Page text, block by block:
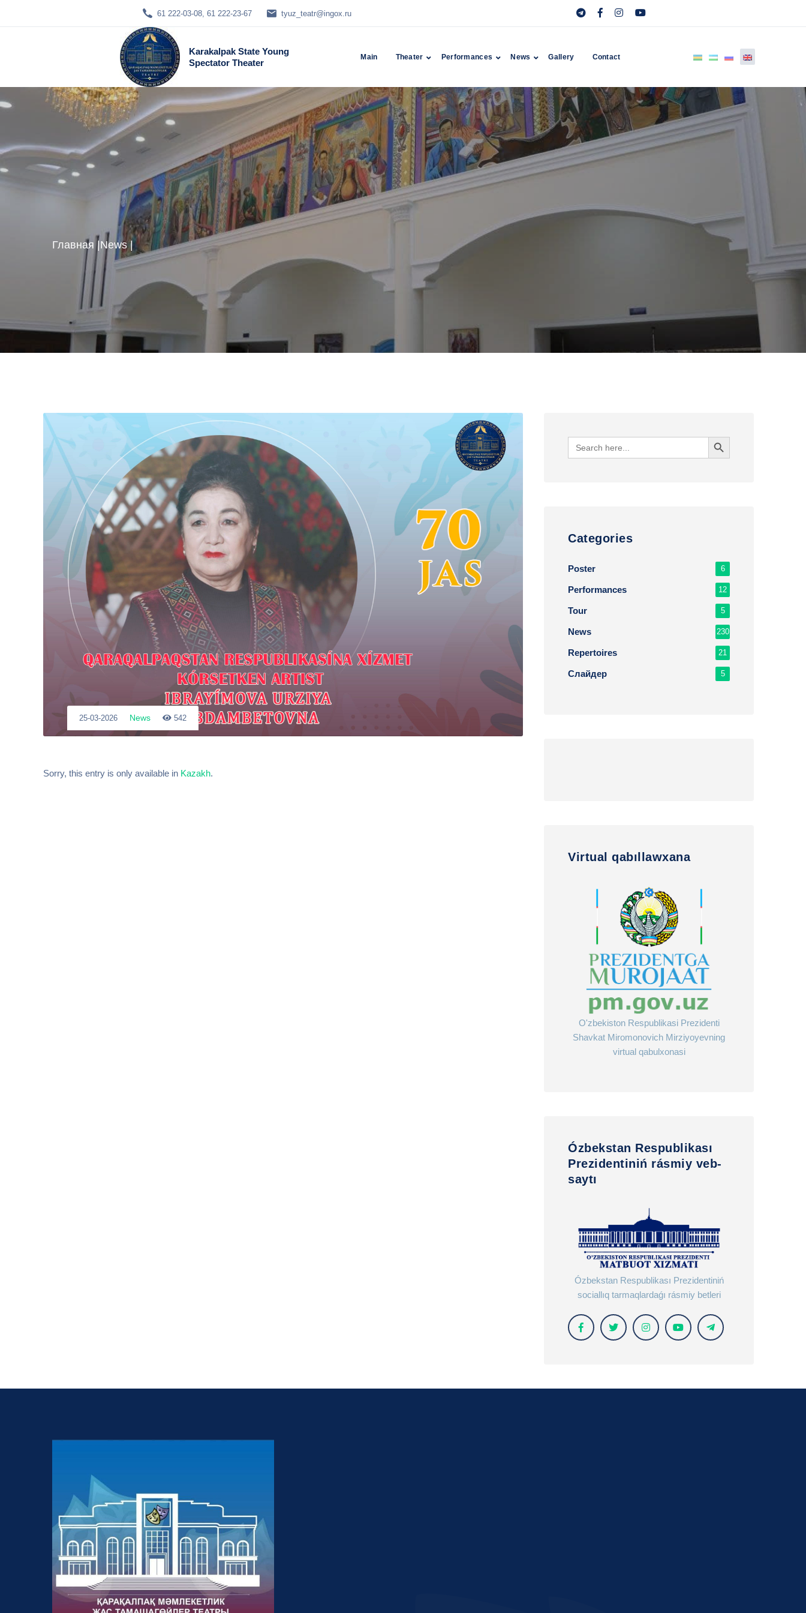
61 222-03-08, 61 222-23-67 tyuz_teatr@ingox.ru
Karakalpak State Young
Spectator Theater
Main Theater Performances News Gallery Contact
Главная | News |
25-03-2026 News 542
Sorry, this entry is only available in Kazakh.
Search
for:
Search Button
Сategories
Poster 6
Performances 12
Tour 5
News 230
Repertoires 21
Слайдер 5
Virtual qabıllawxana
O'zbekiston Respublikasi Prezidenti
Shavkat Miromonovich Mirziyoyevning
virtual qabulxonasi
Ózbekstan Respublikası
Prezidentiniń rásmiy veb-
saytı
Ózbekstan Respublikası Prezidentiniń
sociallıq tarmaqlardaǵı rásmiy betleri